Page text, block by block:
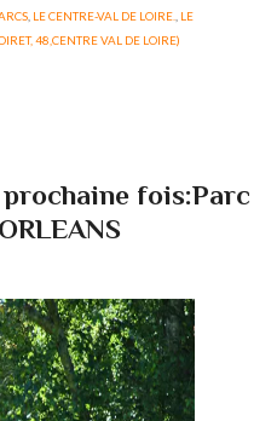
LE CENTRE-VAL DE LOIRE. LE
48,CENTRE VAL DE LOIRE)
fois:Parc